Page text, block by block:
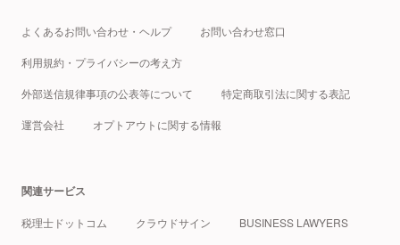
よくあるお問い合わせ・ヘルプ お問い合わせ窓口
利用規約・プライバシーの考え方
外部送信規律事項の公表等について 特定商取引法に関する表記
運営会社 オプトアウトに関する情報
関連サービス
税理士ドットコム クラウドサイン BUSINESS LAWYERS